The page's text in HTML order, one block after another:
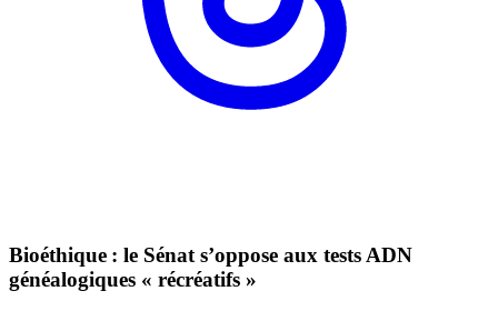
Bioéthique : le Sénat s’oppose aux tests ADN
généalogiques « récréatifs »